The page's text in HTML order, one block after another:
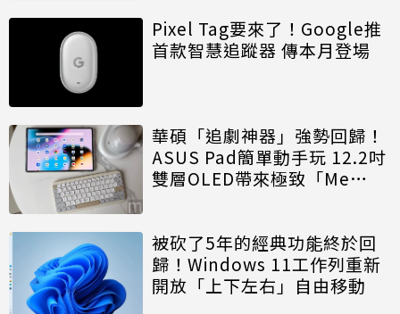
Pixel Tag要來了！Google推
首款智慧追蹤器 傳本月登場
華碩「追劇神器」強勢回歸！
ASUS Pad簡單動手玩 12.2吋
雙層OLED帶來極致「Me
被砍了5年的經典功能終於回
歸！Windows 11工作列重新
開放「上下左右」自由移動